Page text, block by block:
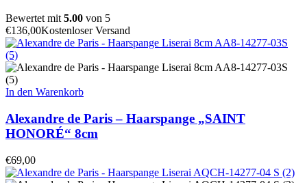
Bewertet mit 5.00 von 5
€136,00Kostenloser Versand
In den Warenkorb
Alexandre de Paris – Haarspange „SAINT
HONORÉ“ 8cm
€69,00